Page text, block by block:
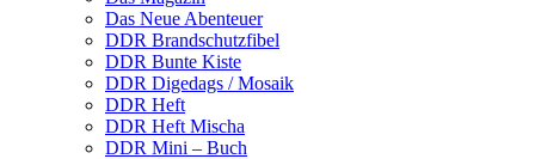
Das Neue Abenteuer
DDR Brandschutzfibel
DDR Bunte Kiste
DDR Digedags / Mosaik
DDR Heft
DDR Heft Mischa
DDR Mini – Buch